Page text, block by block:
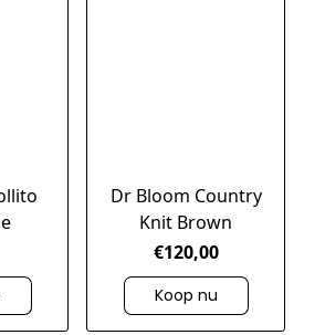
Dr Bloom Country
Knit Brown
€120,00
Koop nu